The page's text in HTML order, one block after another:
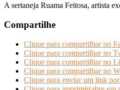
A sertaneja Ruama Feitosa, artista
Compartilhe
Clique para compartilhar no
Clique para compartilhar no
Clique para compartilhar no
Clique para compartilhar no
Clique para enviar um link